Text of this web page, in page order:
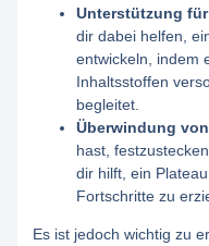
Unterstützung
dir dabei helfen,
entwickeln, indem
Inhaltsstoffen
begleitet.
Überwindung
hast,
dir hilft, ein
Fortschritte zu
Es ist jedoch wichtig zu